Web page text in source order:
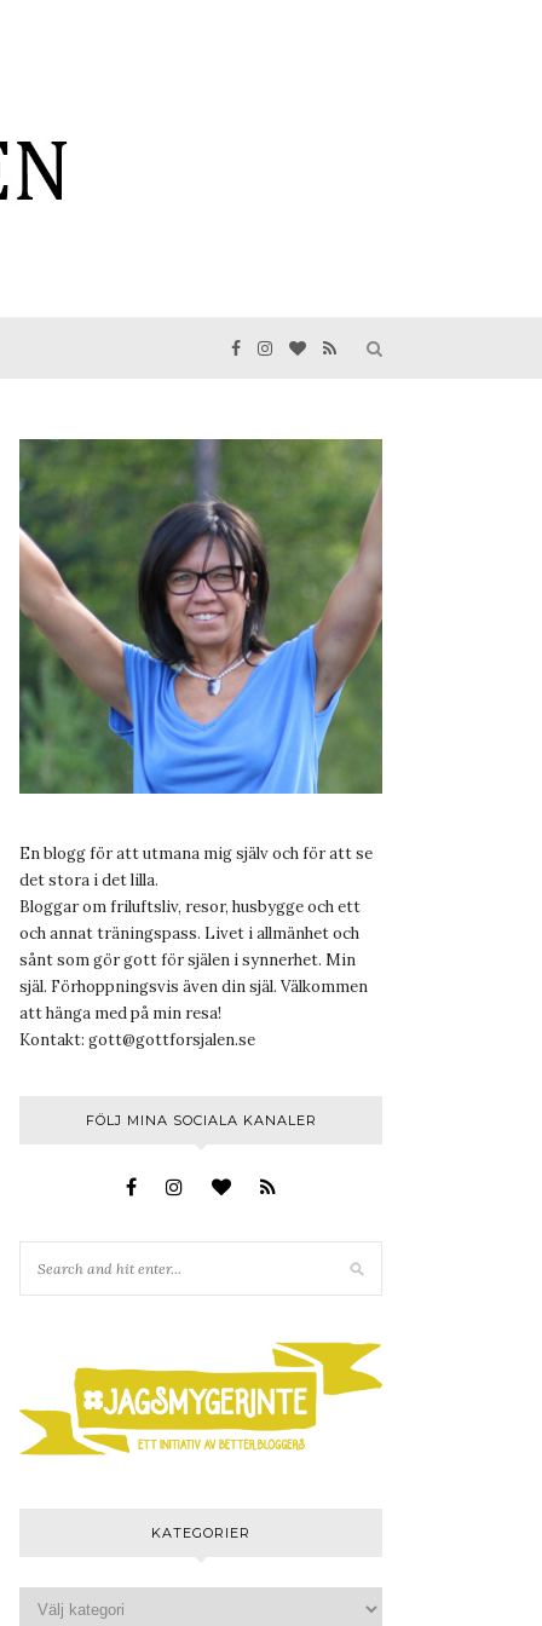
En blogg för att utmana mig själv och för att se
det stora i det lilla.
Bloggar om friluftsliv, resor, husbygge och ett
och annat träningspass. Livet i allmänhet och
sånt som gör gott för själen i synnerhet. Min
själ. Förhoppningsvis även din själ. Välkommen
att hänga med på min resa!
Kontakt: gott@gottforsjalen.se
FÖLJ MINA SOCIALA KANALER
KATEGORIER